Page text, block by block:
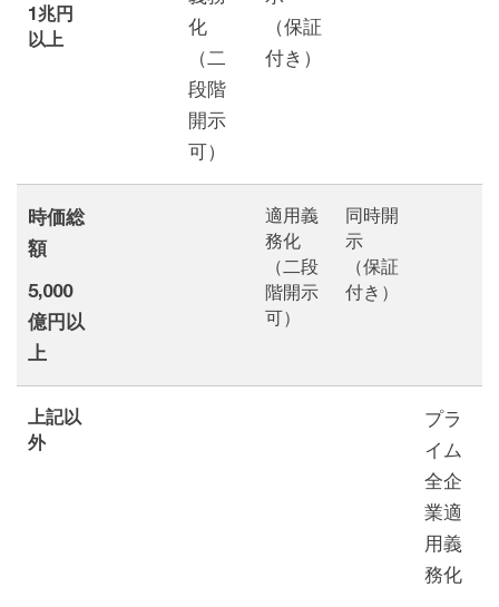
1兆円
以上
化
（二
段階
開示
可）
（保証
付き）
時価総
額
5,000
億円以
上
適用義
務化
（二段
階開示
可）
同時開
示
（保証
付き）
上記以
外
プラ
イム
全企
業適
用義
務化